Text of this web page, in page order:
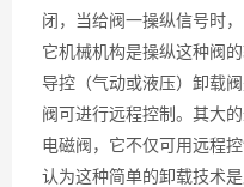
闭，当给阀一操纵信号时
它机械机构是操纵这种阀的
导控（气动或液压）卸载
阀可进行远程控制。其大
电磁阀，它不仅可用远程
认为这种简单的卸载技术是